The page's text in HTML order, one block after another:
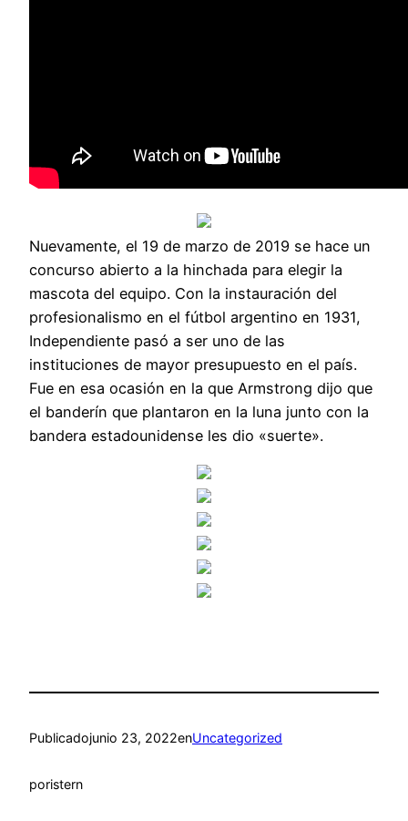
Nuevamente, el 19 de marzo de 2019 se hace un
concurso abierto a la hinchada para elegir la
mascota del equipo. Con la instauración del
profesionalismo en el fútbol argentino en 1931,
Independiente pasó a ser uno de las
instituciones de mayor presupuesto en el país.
Fue en esa ocasión en la que Armstrong dijo que
el banderín que plantaron en la luna junto con la
bandera estadounidense les dio «suerte».
Publicadojunio 23, 2022enUncategorized
poristern